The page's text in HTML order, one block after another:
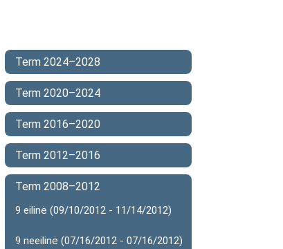
Term 2024–2028
Term 2020–2024
Term 2016–2020
Term 2012–2016
Term 2008–2012
9 eilinė (09/10/2012 - 11/14/2012)
9 neeilinė (07/16/2012 - 07/16/2012)